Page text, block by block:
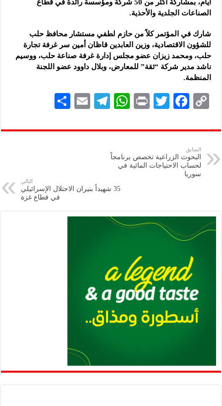
أيام، بمشاركة أكثر من 50 شركة ومؤسسة رائدة في قطاع
الصناعات الجلدية والأحذية.
شارك في المؤتمر كلاً من حازم لطفي مستشار محافظ حلب
للشؤون الاقتصادية، وزين العابدين قاظان أمين سر غرفة تجارة
حلب، ومحمد زيزان عضو مجلس إدارة غرفة صناعة حلب، ووسيم
ناشد مدير شركة “ثقة” للمعارض، وبلال داوود عضو اللجنة
المنظمة.
C
p
y
Li
n
F
eb
k
T
tt
P
nt
W
at
s
A
p
Te
gr
E
ai
ar
السابق
البحوث الزراعية تخصص برنامجاً
لحساب الاحتياجات المائية في
سوريا
التالي
35 شهيداً بنيران الاحتلال الإسرائيلي
في قطاع غزة